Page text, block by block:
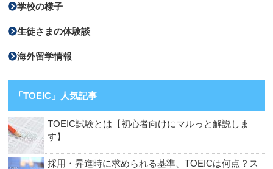
学校の様子
生徒さまの体験談
海外留学情報
「TOEIC」人気記事
TOEIC試験とは【初心者向けにマルっと解説しま
す】
採用・昇進時に求められる基準、TOEICは何点？ス